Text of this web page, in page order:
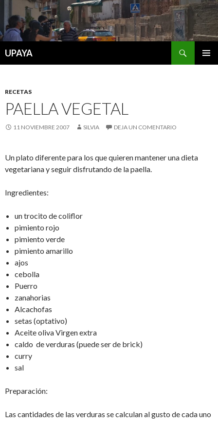
UPAYA
RECETAS
PAELLA VEGETAL
11 NOVIEMBRE 2007 SILVIA DEJA UN COMENTARIO
Un plato diferente para los que quieren mantener una dieta
vegetariana y seguir disfrutando de la paella.
Ingredientes:
un trocito de coliflor
pimiento rojo
pimiento verde
pimiento amarillo
ajos
cebolla
Puerro
zanahorias
Alcachofas
setas (optativo)
Aceite oliva Virgen extra
caldo de verduras (puede ser de brick)
curry
sal
Preparación:
Las cantidades de las verduras se calculan al gusto de cada uno